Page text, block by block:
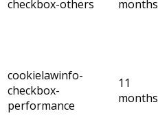
checkbox-others
months
cookielawinfo-
checkbox-
performance
11
months